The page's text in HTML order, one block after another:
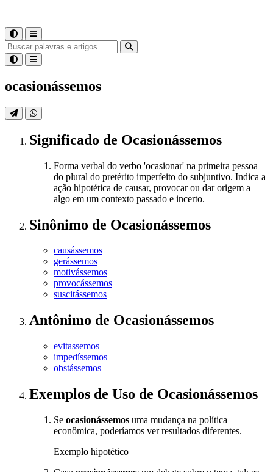
ocasionássemos
Significado de Ocasionássemos
Forma verbal do verbo 'ocasionar' na primeira pessoa
do plural do pretérito imperfeito do subjuntivo. Indica a
ação hipotética de causar, provocar ou dar origem a
algo em um contexto passado e incerto.
Sinônimo de Ocasionássemos
causássemos
gerássemos
motivássemos
provocássemos
suscitássemos
Antônimo de Ocasionássemos
evitassemos
impedíssemos
obstássemos
Exemplos de Uso de Ocasionássemos
Se ocasionássemos uma mudança na política
econômica, poderíamos ver resultados diferentes.
Exemplo hipotético